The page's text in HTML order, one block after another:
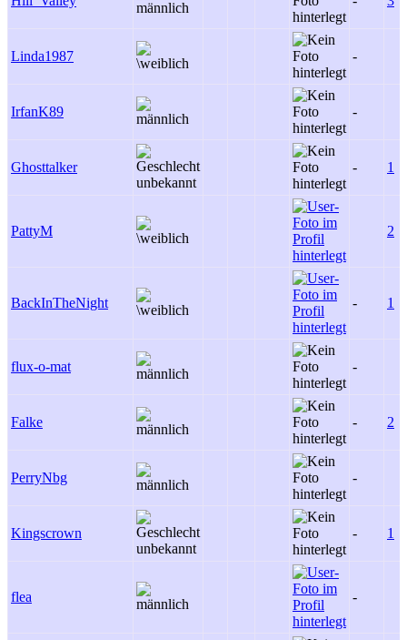
Linda1987 -
IrfanK89 -
Ghosttalker - 1
PattyM 2
BackInTheNight - 1
flux-o-mat -
Falke - 2
PerryNbg -
Kingscrown - 1
flea -